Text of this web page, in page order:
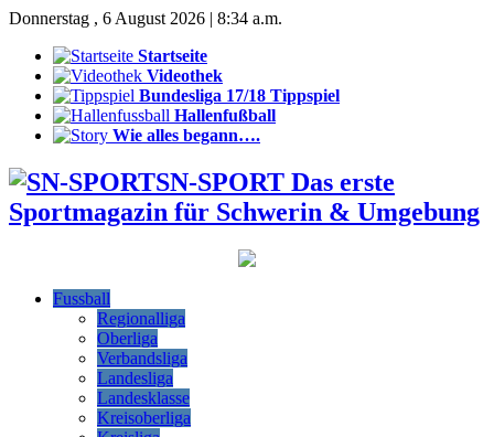
Donnerstag , 6 August 2026 | 8:34 a.m.
Startseite
Videothek
Bundesliga 17/18 Tippspiel
Hallenfußball
Wie alles begann….
SN-SPORT Das erste
Sportmagazin für Schwerin & Umgebung
Fussball
Regionalliga
Oberliga
Verbandsliga
Landesliga
Landesklasse
Kreisoberliga